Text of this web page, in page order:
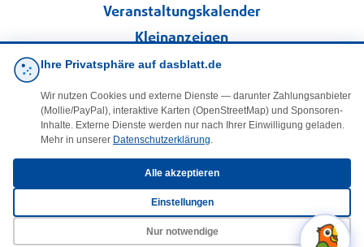
Veranstaltungskalender
Kleinanzeigen
Folgen Sie uns!
facebook
E-Mail
Ihre Privatsphäre auf dasblatt.de
Wir nutzen Cookies und externe Dienste — darunter Zahlungsanbieter
(Mollie/PayPal), interaktive Karten (OpenStreetMap) und Sponsoren-
Inhalte. Externe Dienste werden nur nach Ihrer Einwilligung geladen.
Mehr in unserer Datenschutzerklärung.
Alle akzeptieren
Einstellungen
Nur notwendige